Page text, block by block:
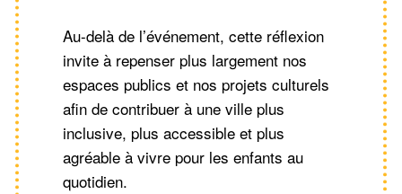
Au-delà de l’événement, cette réflexion
invite à repenser plus largement nos
espaces publics et nos projets culturels
afin de contribuer à une ville plus
inclusive, plus accessible et plus
agréable à vivre pour les enfants au
quotidien.